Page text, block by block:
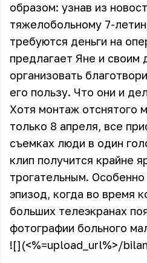
образом: узнав из
тяжелобольному 7-
требуются деньги на
предлагает Яне и своим
организовать
его пользу. Что они и
Хотя монтаж отснятого
только 8 апреля, все
съемках люди в один
клип получится крайне
трогательным.
эпизод, когда во время
больших телеэкранах
фотографии больного
![](<%=upload_url%>/